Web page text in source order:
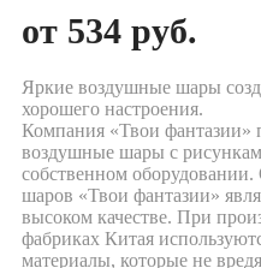
от 534 руб.
Яркие воздушные шары
хорошего настроения.
Компания «Твои фантазии»
воздушные шары с
собственном
шаров «Твои фантазии»
высоком качестве. При
фабриках Китая
материалы, которые не